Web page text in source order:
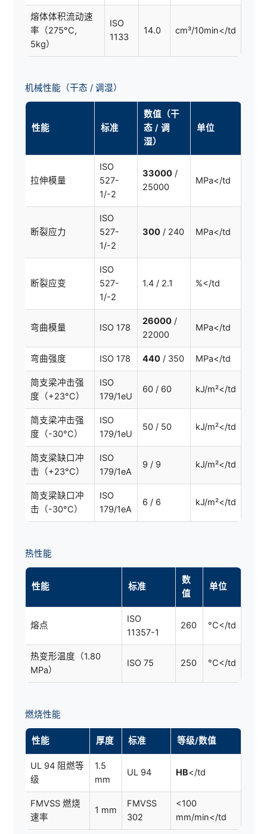
熔体体积流动速
率（275°C,
5kg）
ISO
1133
14.0 cm³/10min</td
机械性能（干态 / 调湿）
性能 标准
数值（干
态 / 调
湿）
单位
拉伸模量
ISO
527-
1/-2
33000 /
25000
MPa</td
断裂应力
ISO
527-
1/-2
300 / 240 MPa</td
断裂应变
ISO
527-
1/-2
1.4 / 2.1 %</td
弯曲模量 ISO 178
26000 /
22000
MPa</td
弯曲强度 ISO 178 440 / 350 MPa</td
简支梁冲击强
度（+23°C）
ISO
179/1eU
60 / 60 kJ/m²</td
简支梁冲击强
度（-30°C）
ISO
179/1eU
50 / 50 kJ/m²</td
简支梁缺口冲
击（+23°C）
ISO
179/1eA
9 / 9 kJ/m²</td
简支梁缺口冲
击（-30°C）
ISO
179/1eA
6 / 6 kJ/m²</td
热性能
性能 标准
数
值
单位
熔点
ISO
11357-1
260 °C</td
热变形温度（1.80
MPa）
ISO 75 250 °C</td
燃烧性能
性能 厚度 标准 等级/数值
UL 94 阻燃等
级
1.5
mm
UL 94 HB</td
FMVSS 燃烧
速率
1 mm
FMVSS
302
<100
mm/min</td